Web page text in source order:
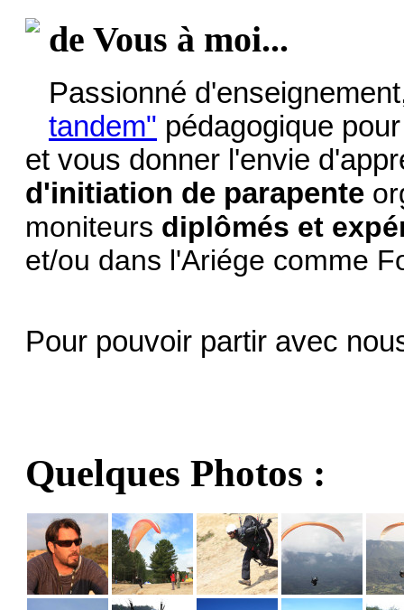
de Vous à moi...
Passionné
tandem" pédagogique
et vous donner l'envie
d'initiation de parapente
moniteurs diplômés et
et/ou dans l'Ariége comme
Pour pouvoir partir avec
Quelques Photos :